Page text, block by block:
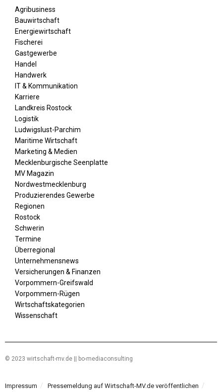
Agribusiness
Bauwirtschaft
Energiewirtschaft
Fischerei
Gastgewerbe
Handel
Handwerk
IT & Kommunikation
Karriere
Landkreis Rostock
Logistik
Ludwigslust-Parchim
Maritime Wirtschaft
Marketing & Medien
Mecklenburgische Seenplatte
MV Magazin
Nordwestmecklenburg
Produzierendes Gewerbe
Regionen
Rostock
Schwerin
Termine
Überregional
Unternehmensnews
Versicherungen & Finanzen
Vorpommern-Greifswald
Vorpommern-Rügen
Wirtschaftskategorien
Wissenschaft
© 2023 wirtschaft-mv.de || bo-mediaconsulting
Impressum Pressemeldung auf Wirtschaft-MV.de veröffentlichen